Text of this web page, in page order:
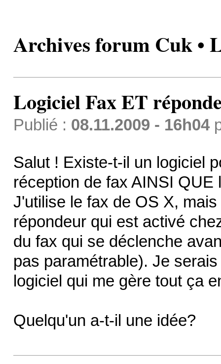
Archives forum Cuk •
Logiciel Fax ET
Publié : 08.11.2009 - 16h04
Salut ! Existe-t-il un logiciel
réception de fax AINSI QUE
J'utilise le fax de OS X,
répondeur qui est activé
du fax qui se déclenche
pas paramétrable). Je
logiciel qui me gère tout ça
Quelqu'un a-t-il une idée?